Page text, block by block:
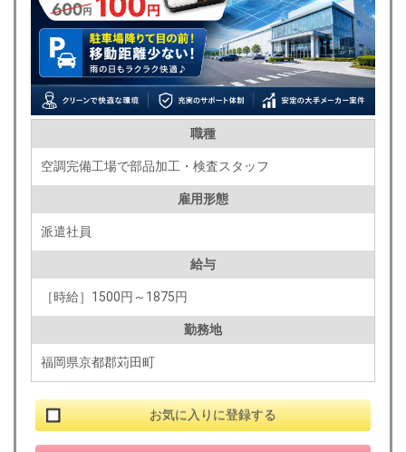
職種
空調完備工場で部品加工・検査スタッフ
雇用形態
派遣社員
給与
［時給］1500円～1875円
勤務地
福岡県京都郡苅田町
お気に入りに登録する